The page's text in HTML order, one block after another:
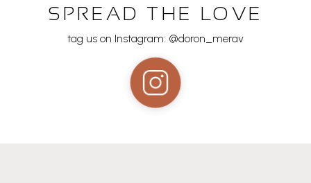
SPREAD THE LOVE
tag us on Instagram: @doron_merav